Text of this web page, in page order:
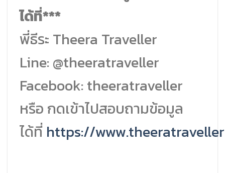
ได้ที่***
พี่ธีระ Theera Traveller
Line: @theeratraveller
Facebook: theeratraveller
หรือ กดเข้าไปสอบถามข้อมูล
ได้ที่ https://